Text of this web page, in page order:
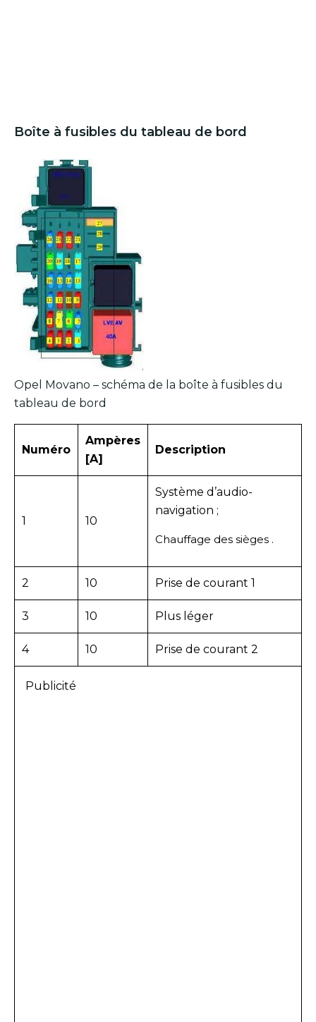
Boîte à fusibles du tableau de bord
Opel Movano – schéma de la boîte à fusibles du
tableau de bord
Numéro
Ampères
[A]
Description
1 10
Système d’audio-
navigation ;
Chauffage des sièges .
2 10 Prise de courant 1
3 10 Plus léger
4 10 Prise de courant 2
Publicité